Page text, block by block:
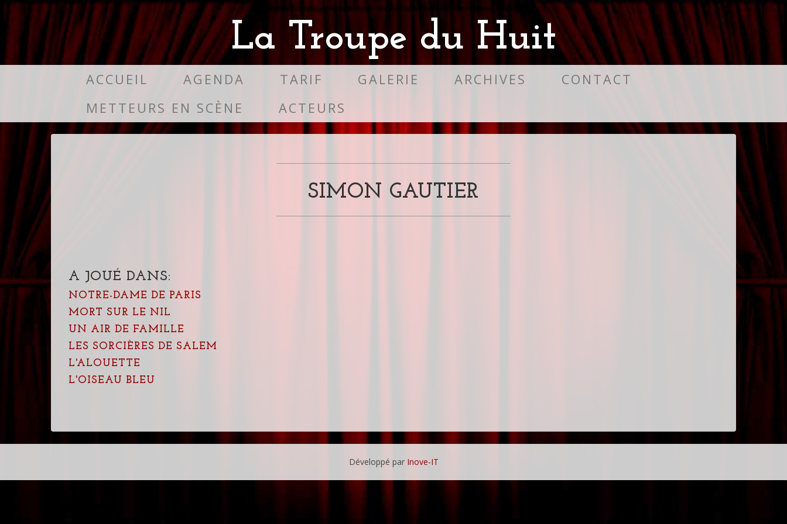
La Troupe du Huit
ACCUEIL AGENDA TARIF GALERIE ARCHIVES
CONTACT
METTEURS EN SCÈNE
ACTEURS
SIMON GAUTIER
A JOUÉ DANS:
NOTRE-DAME DE PARIS
MORT SUR LE NIL
UN AIR DE FAMILLE
LES SORCIÈRES DE SALEM
L'ALOUETTE
L'OISEAU BLEU
Développé par Inove-IT